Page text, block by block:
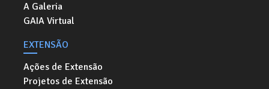
A Galeria
GAIA Virtual
EXTENSÃO
Ações de Extensão
Projetos de Extensão